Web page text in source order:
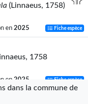
(Linnaeus, 1758)
en 2025 Fiche espèce
1758
en 2025 Fiche espèce
dans la commune de